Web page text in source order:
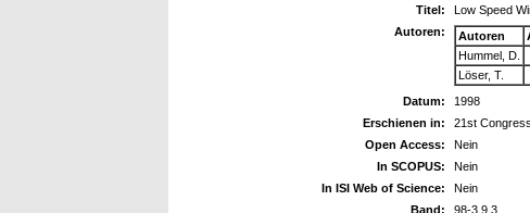
Titel:
Low Speed
Autoren:
Autoren
Hummel, D.
Löser, T.
Datum:
1998
Erschienen in:
21st
Open Access:
Nein
In SCOPUS:
Nein
In ISI Web of Science:
Nein
Band:
98-3.9.3